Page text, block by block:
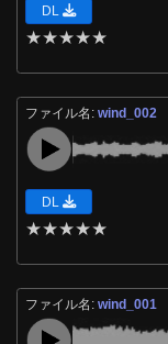
DL
★★★★★
ファイル名:wind_002
DL
★★★★★
ファイル名:wind_001